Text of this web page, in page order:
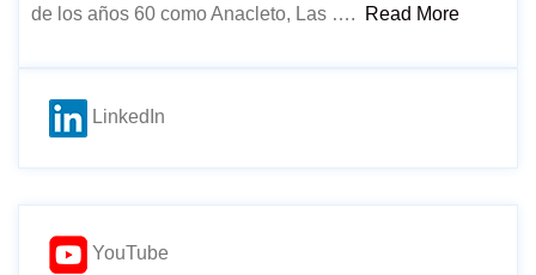
de los años 60 como Anacleto, Las ….
Read More
LinkedIn
YouTube